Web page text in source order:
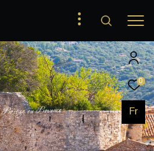
0
Fr
PrestigeenProvence